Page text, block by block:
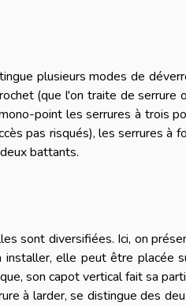
plusieurs modes de
(que l'on traite de serrure
point les serrures à trois
pas risqués), les serrures à
battants.
sont diversifiées. Ici, on
installer, elle peut être placée
son capot vertical fait sa
à larder, se distingue des